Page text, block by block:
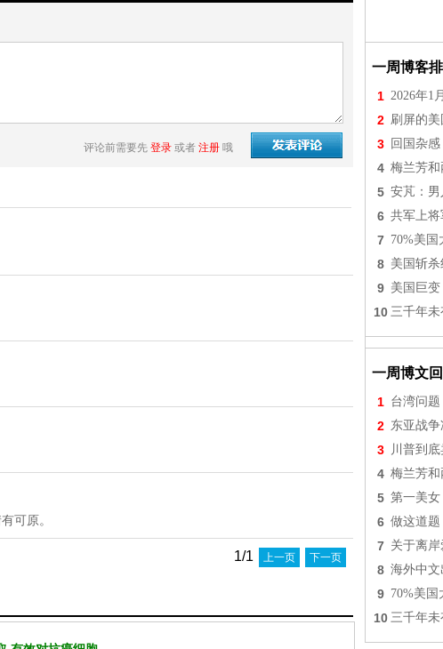
评论前需要先 登录 或者 注册 哦
可原。
1/1 上一页 下一页
一周博客
1 2026年1
2 刷屏的美
3 回国杂
4 梅兰芳
5 安芃：
6 共军上
7 70%美
8 美国斩
9 美国巨
10 三千年
一周博文
1 台湾问
2 东亚战
3 川普到
4 梅兰芳
5 第一美
6 做这道题
7 关于离岸
8 海外中文
9 70%美
10 三千年